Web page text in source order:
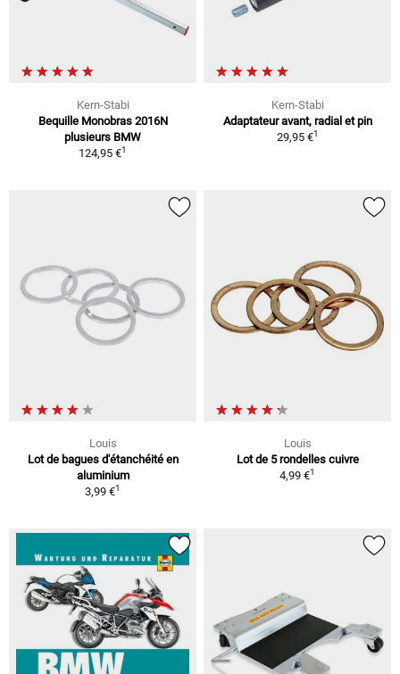
Kern-Stabi
Bequille Monobras 2016N
plusieurs BMW
124,95 €1
Kern-Stabi
Adaptateur avant, radial et pin
29,95 €1
Louis
Lot de bagues d'étanchéité en
aluminium
3,99 €1
Louis
Lot de 5 rondelles cuivre
4,99 €1